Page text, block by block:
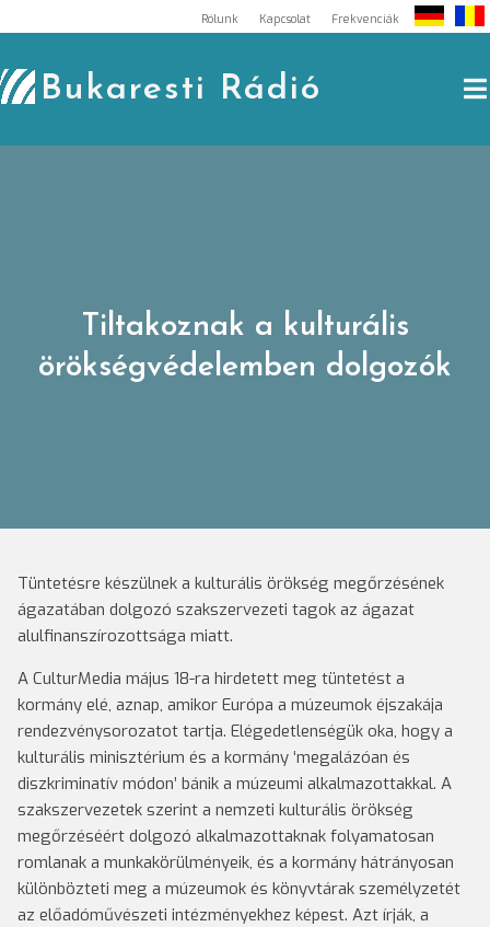
to
content
Rólunk Kapcsolat Frekvenciák
Bukaresti Rádió
Tiltakoznak a kulturális
örökségvédelemben dolgozók
Tüntetésre készülnek a kulturális örökség megőrzésének
ágazatában dolgozó szakszervezeti tagok az ágazat
alulfinanszírozottsága miatt.
A CulturMedia május 18-ra hirdetett meg tüntetést a
kormány elé, aznap, amikor Európa a múzeumok éjszakája
rendezvénysorozatot tartja. Elégedetlenségük oka, hogy a
kulturális minisztérium és a kormány ‘megalázóan és
diszkriminatív módon’ bánik a múzeumi alkalmazottakkal. A
szakszervezetek szerint a nemzeti kulturális örökség
megőrzéséért dolgozó alkalmazottaknak folyamatosan
romlanak a munkakörülményeik, és a kormány hátrányosan
különbözteti meg a múzeumok és könyvtárak személyzetét
az előadóművészeti intézményekhez képest. Azt írják, a